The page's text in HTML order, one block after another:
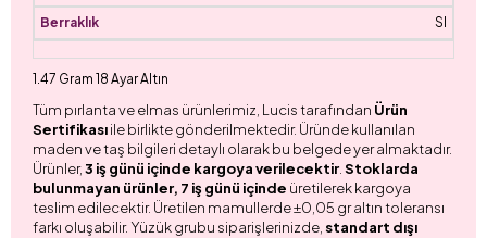
SI
1.47 Gram 18 Ayar Altın
Tüm pırlanta ve elmas ürünlerimiz, Lucis tarafından Ürün
Sertifikasıile birlikte gönderilmektedir. Üründe kullanılan
maden ve taş bilgileri detaylı olarak bu belgede yer almaktadır.
Ürünler,3 iş günü içinde kargoya verilecektir. Stoklarda
bulunmayan ürünler, 7 iş günü içinde üretilerek kargoya
teslim edilecektir. Üretilen mamullerde ±0,05 gr altın toleransı
farkı oluşabilir. Yüzük grubu siparişlerinizde, standart dışı